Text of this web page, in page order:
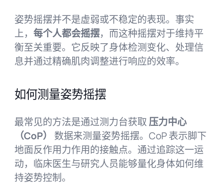
姿势摇摆并不是虚弱或不稳定的表现。事实
上， 每个人都会摇摆，而这种摇摆对于维持平
衡至关重要。它反映了身体检测变化、处理信
息并通过精确肌肉调整进行响应的效率。
如何测量姿势摇摆
最常见的方法是通过测力台获取压力中心
（CoP）
数据来测量姿势摇摆。CoP 表示脚下
地面反作用力作用的接触点。通过追踪这一运
动，临床医生与研究人员能够量化身体如何维
持姿势控制。